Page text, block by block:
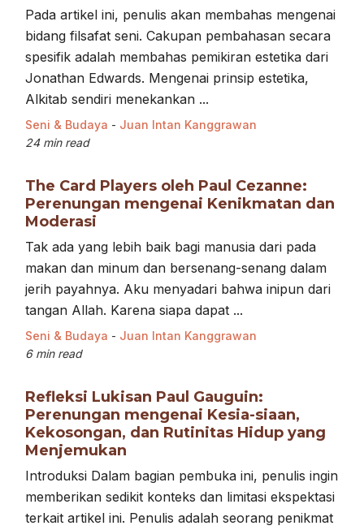
Pada artikel ini, penulis akan membahas mengenai
bidang filsafat seni. Cakupan pembahasan secara
spesifik adalah membahas pemikiran estetika dari
Jonathan Edwards. Mengenai prinsip estetika,
Alkitab sendiri menekankan ...
Seni & Budaya - Juan Intan Kanggrawan
24 min read
The Card Players oleh Paul Cezanne:
Perenungan mengenai Kenikmatan dan
Moderasi
Tak ada yang lebih baik bagi manusia dari pada
makan dan minum dan bersenang-senang dalam
jerih payahnya. Aku menyadari bahwa inipun dari
tangan Allah. Karena siapa dapat ...
Seni & Budaya - Juan Intan Kanggrawan
6 min read
Refleksi Lukisan Paul Gauguin:
Perenungan mengenai Kesia-siaan,
Kekosongan, dan Rutinitas Hidup yang
Menjemukan
Introduksi Dalam bagian pembuka ini, penulis ingin
memberikan sedikit konteks dan limitasi ekspektasi
terkait artikel ini. Penulis adalah seorang penikmat